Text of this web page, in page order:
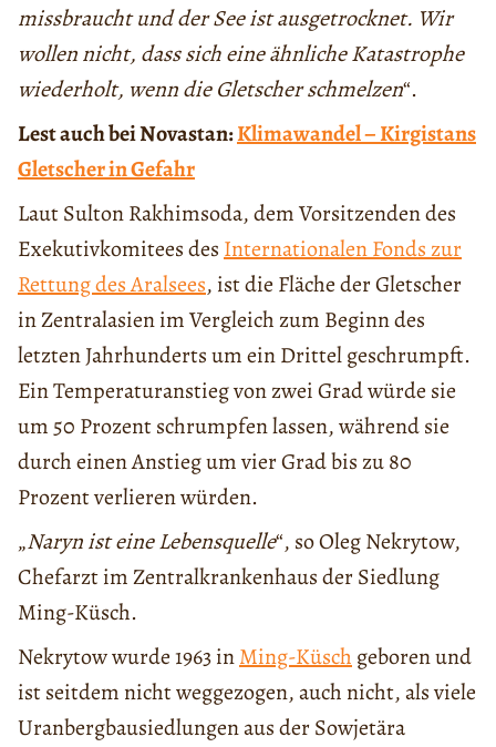
missbraucht und der See ist ausgetrocknet. Wir
wollen nicht, dass sich eine ähnliche Katastrophe
wiederholt, wenn die Gletscher schmelzen“.
Lest auch bei Novastan:Klimawandel – Kirgistans
Gletscher in Gefahr
Laut Sulton Rakhimsoda, dem Vorsitzenden des
Exekutivkomitees des Internationalen Fonds zur
Rettung des Aralsees, ist die Fläche der Gletscher
in Zentralasien im Vergleich zum Beginn des
letzten Jahrhunderts um ein Drittel geschrumpft.
Ein Temperaturanstieg von zwei Grad würde sie
um 50 Prozent schrumpfen lassen, während sie
durch einen Anstieg um vier Grad bis zu 80
Prozent verlieren würden.
„Naryn ist eine Lebensquelle“, so Oleg Nekrytow,
Chefarzt im Zentralkrankenhaus der Siedlung
Ming-Küsch.
Nekrytow wurde 1963 inMing-Küsch geboren und
ist seitdem nicht weggezogen, auch nicht, als viele
Uranbergbausiedlungen aus der Sowjetära